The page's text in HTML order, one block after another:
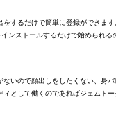
をするだけで簡単に登録ができま
ンストールするだけで始められる
ないので顔出しをしたくない、身
として働くのであればジェムト